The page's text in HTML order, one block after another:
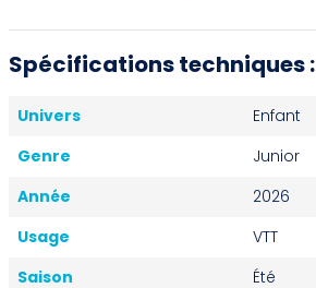
Spécifications techniques :
Univers
Enfant
Genre
Junior
Année
2026
Usage
VTT
Saison
Été